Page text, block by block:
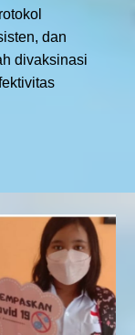
dan
divaksinasi